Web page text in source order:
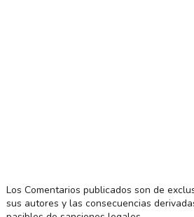
Los Comentarios publicados son de
sus autores y las consecuencias